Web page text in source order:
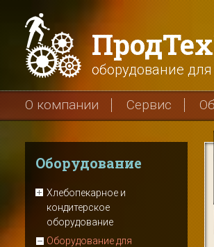
оборудование
О компании Сервис
Оборудование
Хлебопекарное и
кондитерское
оборудование
Оборудование для